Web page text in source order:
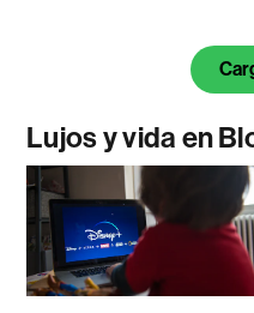
Lujos y vida en